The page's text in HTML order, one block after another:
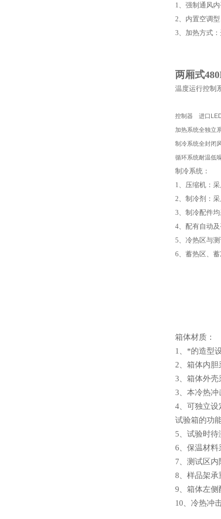
1、强制通风
2、内置空调
3、加热方式
两厢式
温度运行控制
控制器
进口
加热系统全独立
制冷系统全封闭
循环系统耐温低
制冷系统：
1、压缩机：
2、制冷剂：
3、制冷配件
4、配有自动
5、冷热区与
6、蓄热区、
箱体材质：
1、*的造型
2、箱体内胆
3、箱体外
3、本冷热
4、可独立
试验箱的功
5、试验时
6、保温材
7、测试区
8、样品架承
9、箱体左
10、冷热冲